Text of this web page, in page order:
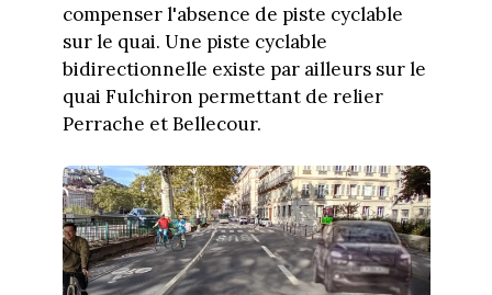
compenser l'absence de piste cyclable
sur le quai. Une piste cyclable
bidirectionnelle existe par ailleurs sur le
quai Fulchiron permettant de relier
Perrache et Bellecour.